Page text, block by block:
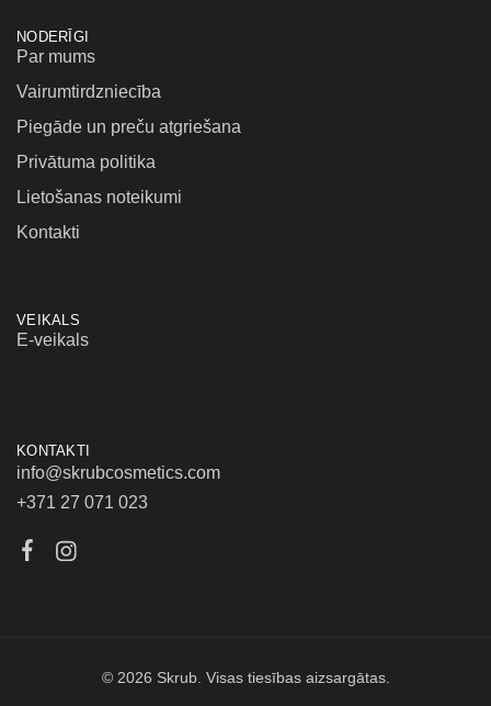
NODERĪGI
Par mums
Vairumtirdzniecība
Piegāde un preču atgriešana
Privātuma politika
Lietošanas noteikumi
Kontakti
VEIKALS
E-veikals
KONTAKTI
info@skrubcosmetics.com
+371 27 071 023
© 2026 Skrub. Visas tiesības aizsargātas.